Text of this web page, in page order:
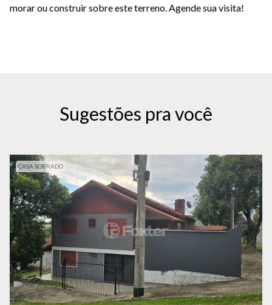
morar ou construir sobre este terreno. Agende sua visita!
Sugestões pra você
CASA SOBRADO